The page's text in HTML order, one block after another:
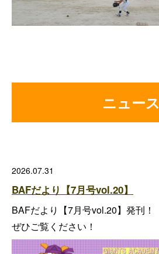
ニュース
2026.07.31
BAFだより【7月号vol.20】
BAFだより【7月号vol.20】発刊！
ぜひご覧ください！